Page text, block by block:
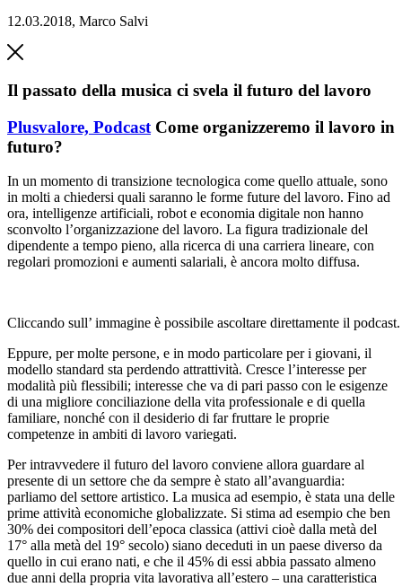
12.03.2018, Marco Salvi
Il passato della musica ci svela il futuro del lavoro
Plusvalore, Podcast Come organizzeremo il lavoro in
futuro?
In un momento di transizione tecnologica come quello attuale, sono
in molti a chiedersi quali saranno le forme future del lavoro. Fino ad
ora, intelligenze artificiali, robot e economia digitale non hanno
sconvolto l’organizzazione del lavoro. La figura tradizionale del
dipendente a tempo pieno, alla ricerca di una carriera lineare, con
regolari promozioni e aumenti salariali, è ancora molto diffusa.
Cliccando sull’ immagine è possibile ascoltare direttamente il podcast.
Eppure, per molte persone, e in modo particolare per i giovani, il
modello standard sta perdendo attrattività. Cresce l’interesse per
modalità più flessibili; interesse che va di pari passo con le esigenze
di una migliore conciliazione della vita professionale e di quella
familiare, nonché con il desiderio di far fruttare le proprie
competenze in ambiti di lavoro variegati.
Per intravvedere il futuro del lavoro conviene allora guardare al
presente di un settore che da sempre è stato all’avanguardia:
parliamo del settore artistico. La musica ad esempio, è stata una delle
prime attività economiche globalizzate. Si stima ad esempio che ben
30% dei compositori dell’epoca classica (attivi cioè dalla metà del
17° alla metà del 19° secolo) siano deceduti in un paese diverso da
quello in cui erano nati, e che il 45% di essi abbia passato almeno
due anni della propria vita lavorativa all’estero – una caratteristica